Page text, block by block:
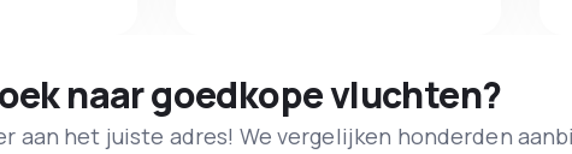
naar goedkope vluchten?
aan het juiste adres! We vergelijken honderden